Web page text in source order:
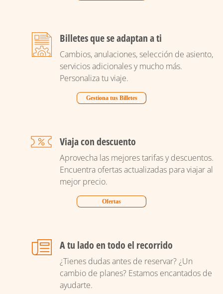
Billetes que se adaptan a ti
Cambios, anulaciones, selección de asiento,
servicios adicionales y mucho más.
Personaliza tu viaje.
Gestiona tus Billetes
Viaja con descuento
Aprovecha las mejores tarifas y descuentos.
Encuentra ofertas actualizadas para viajar al
mejor precio.
Ofertas
A tu lado en todo el recorrido
¿Tienes dudas antes de reservar? ¿Un
cambio de planes? Estamos encantados de
ayudarte.